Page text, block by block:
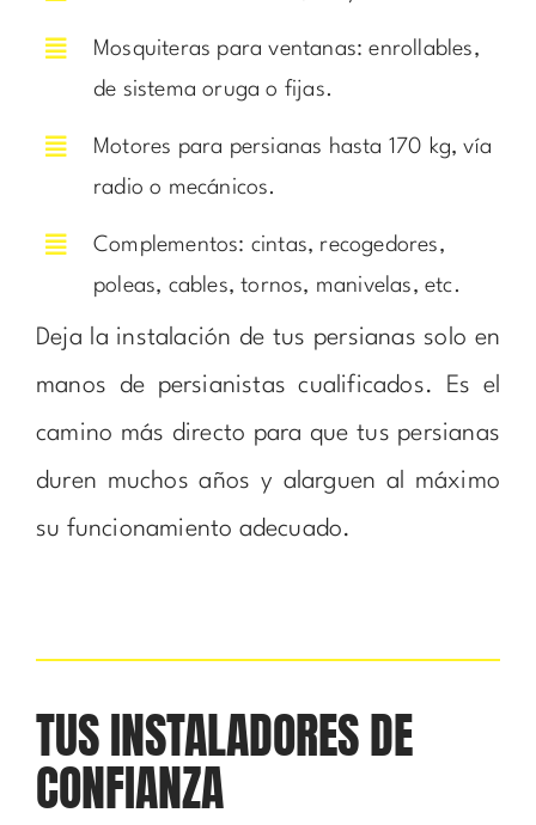
Mosquiteras para ventanas: enrollables,
de sistema oruga o fijas.
Motores para persianas hasta 170 kg, vía
radio o mecánicos.
Complementos: cintas, recogedores,
poleas, cables, tornos, manivelas, etc.
Deja la instalación de tus persianas solo en
manos de persianistas cualificados. Es el
camino más directo para que tus persianas
duren muchos años y alarguen al máximo
su funcionamiento adecuado.
TUS INSTALADORES DE
CONFIANZA